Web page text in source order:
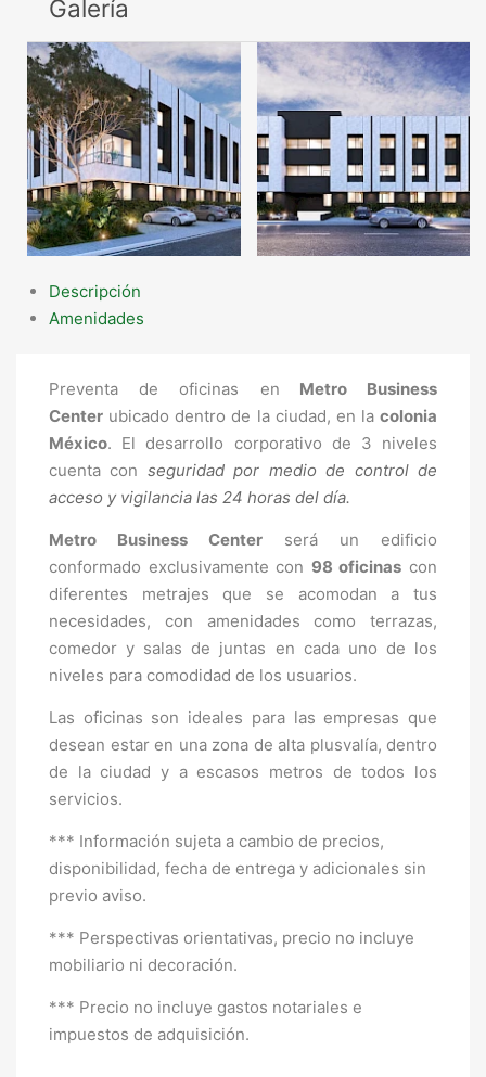
Galería
Descripción
Amenidades
Preventa de oficinas en Metro Business
Center ubicado dentro de la ciudad, en la colonia
México. El desarrollo corporativo de 3 niveles
cuenta con seguridad por medio de control de
acceso y vigilancia las 24 horas del día.
Metro Business Center será un edificio
conformado exclusivamente con 98 oficinas con
diferentes metrajes que se acomodan a tus
necesidades, con amenidades como terrazas,
comedor y salas de juntas en cada uno de los
niveles para comodidad de los usuarios.
Las oficinas son ideales para las empresas que
desean estar en una zona de alta plusvalía, dentro
de la ciudad y a escasos metros de todos los
servicios.
*** Información sujeta a cambio de precios,
disponibilidad, fecha de entrega y adicionales sin
previo aviso.
*** Perspectivas orientativas, precio no incluye
mobiliario ni decoración.
*** Precio no incluye gastos notariales e
impuestos de adquisición.